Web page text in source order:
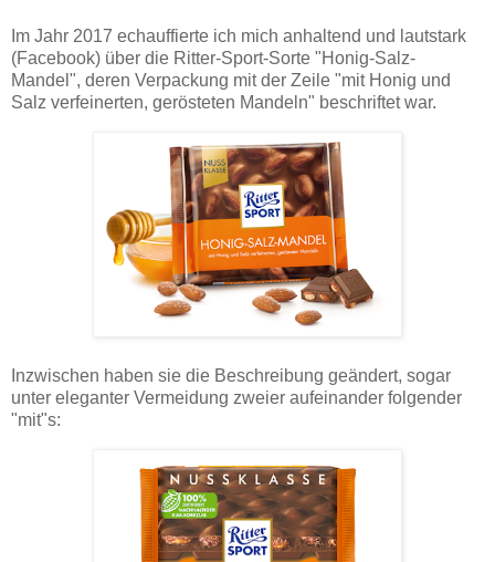
Im Jahr 2017 echauffierte ich mich anhaltend und lautstark
(Facebook) über die Ritter-Sport-Sorte "Honig-Salz-
Mandel", deren Verpackung mit der Zeile "mit Honig und
Salz verfeinerten, gerösteten Mandeln" beschriftet war.
Inzwischen haben sie die Beschreibung geändert, sogar
unter eleganter Vermeidung zweier aufeinander folgender
"mit"s: